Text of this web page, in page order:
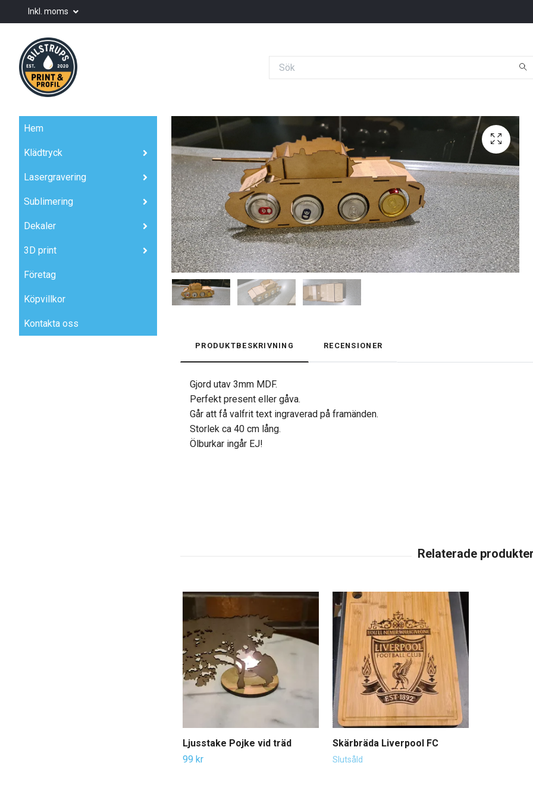
Inkl. moms
Hem
Klädtryck
Lasergravering
Sublimering
Dekaler
3D print
Företag
Köpvillkor
Kontakta oss
PRODUKTBESKRIVNING RECENSIONER
Gjord utav 3mm MDF.
Perfekt present eller gåva.
Går att få valfrit text ingraverad på framänden.
Storlek ca 40 cm lång.
Ölburkar ingår EJ!
Ljusstake Pojke vid träd
99 kr
Skärbräda Liverpool FC
Slutsåld